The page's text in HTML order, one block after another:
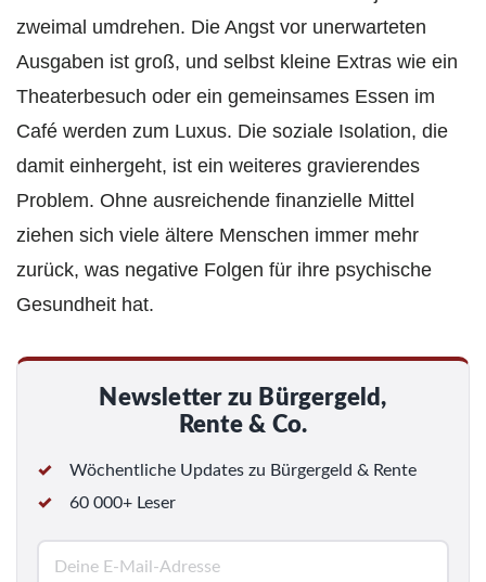
zweimal umdrehen. Die Angst vor unerwarteten
Ausgaben ist groß, und selbst kleine Extras wie ein
Theaterbesuch oder ein gemeinsames Essen im
Café werden zum Luxus. Die soziale Isolation, die
damit einhergeht, ist ein weiteres gravierendes
Problem. Ohne ausreichende finanzielle Mittel
ziehen sich viele ältere Menschen immer mehr
zurück, was negative Folgen für ihre psychische
Gesundheit hat.
Newsletter zu Bürgergeld,
Rente & Co.
Wöchentliche Updates zu Bürgergeld & Rente
60 000+ Leser